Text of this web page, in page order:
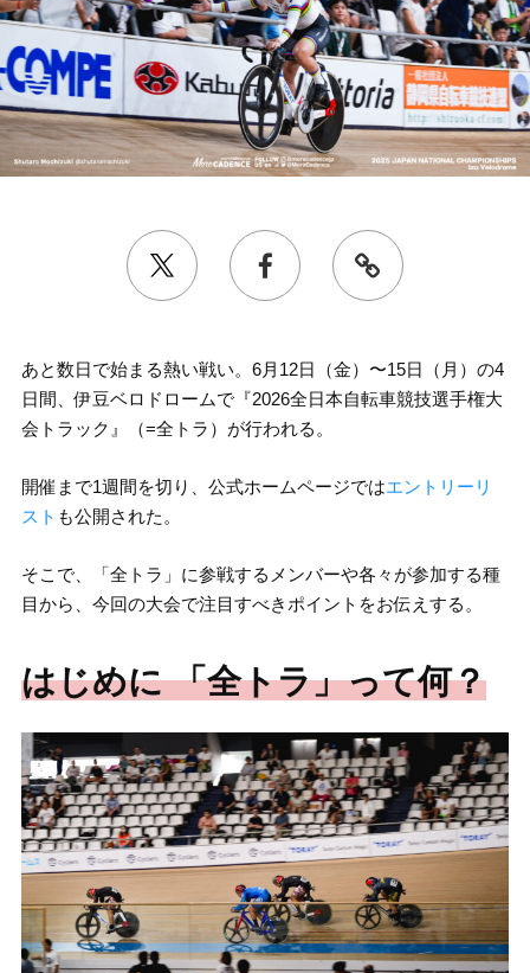
あと数日で始まる熱い戦い。6月12日（金）〜15日（月）の4
日間、伊豆ベロドロームで『2026全日本自転車競技選手権大
会トラック』（=全トラ）が行われる。
開催まで1週間を切り、公式ホームページではエントリーリ
スト も公開された。
そこで、「全トラ」に参戦するメンバーや各々が参加する種
目から、今回の大会で注目すべきポイントをお伝えする。
はじめに 「全トラ」って何？